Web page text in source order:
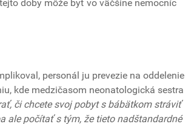
doby môže byť vo väčšine nemocníc
personál ju prevezie na oddelenie
kde medzičasom neonatologická sestra
či chcete svoj pobyt s bábätkom stráviť
ale počítať s tým, že tieto nadštandardné